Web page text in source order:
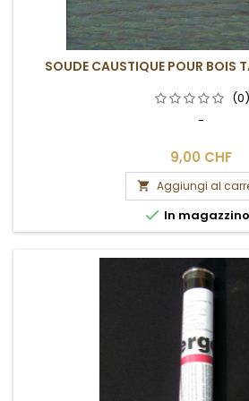
SOUDE CAUSTIQUE POUR BOIS
(0)
-
9,00 CHF
 Aggiungi al
 In magazzino